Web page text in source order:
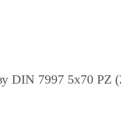
DIN 7997 5x70 PZ